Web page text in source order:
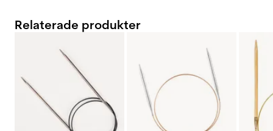
Relaterade produkter